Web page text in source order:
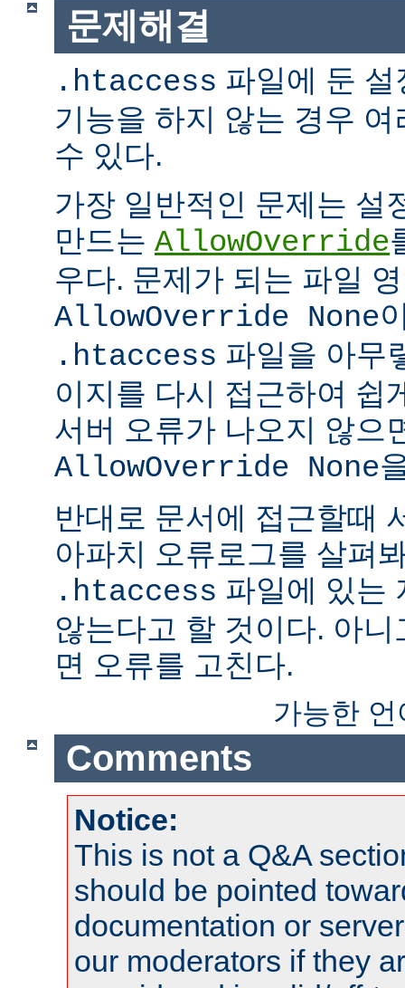
문제해결
.htaccess 파일에 둔
기능을 하지 않는 경우
수 있다.
가장 일반적인 문제는 설
만드는 AllowOverride
우다. 문제가 되는 파일
AllowOverride None
.htaccess 파일을 아무
이지를 다시 접근하여 쉽
서버 오류가 나오지 않으
AllowOverride None
반대로 문서에 접근할때
아파치 오류로그를 살펴
.htaccess 파일에 있는
않는다고 할 것이다. 아
면 오류를 고친다.
가능한
Comments
Notice:
This is not a Q&A
should be pointed
documentation or
our moderators if they